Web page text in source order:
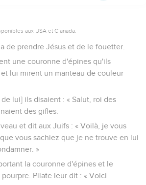
aux USA et C anada.
de prendre Jésus et de le fouetter.
une couronne d'épines qu'ils
lui mirent un manteau de couleur
lui] ils disaient : « Salut, roi des
des gifles.
et dit aux Juifs : « Voilà, je vous
vous sachiez que je ne trouve en lui
»
la couronne d'épines et le
Pilate leur dit : « Voici